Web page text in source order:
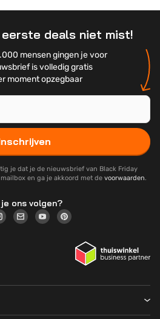
deals niet mist!
mensen gingen je voor
is volledig gratis
moment opzegbaar
je dat je de nieuwsbrief van Black Friday
en ga je akkoord met de voorwaarden.
je ons volgen?